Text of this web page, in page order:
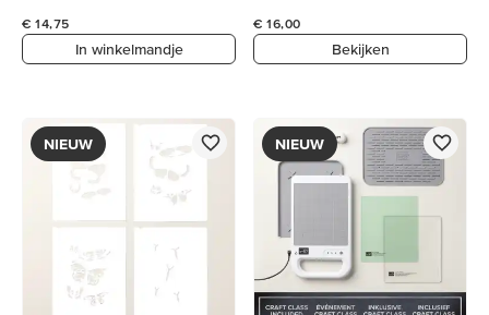
€ 14,75
In winkelmandje
€ 16,00
Bekijken
NIEUW NIEUW